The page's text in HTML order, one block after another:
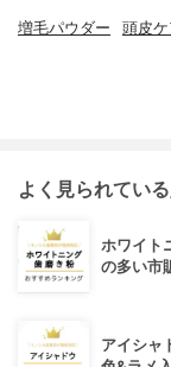
増毛パウダー 頭皮
よく見られてい
ホワイト
の多い市
アイシャ